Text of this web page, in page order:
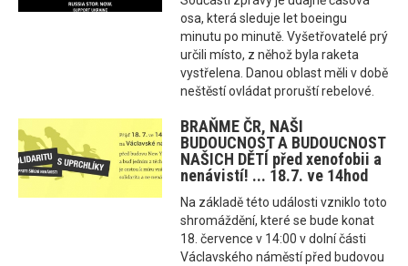
osa, která sleduje let boeingu
minutu po minutě. Vyšetřovatelé prý
určili místo, z něhož byla raketa
vystřelena. Danou oblast měli v době
neštěstí ovládat proruští rebelové.
BRAŇME ČR, NAŠI
BUDOUCNOST A BUDOUCNOST
NAŠICH DĚTÍ před xenofobii a
nenávistí! ... 18.7. ve 14hod
Na základě této události vzniklo toto
shromáždění, které se bude konat
18. července v 14:00 v dolní části
Václavského náměstí před budovou